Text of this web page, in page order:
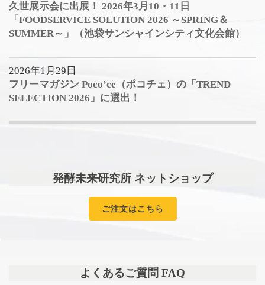
久世展示会に出展！ 2026年3月10・11日
「FOODSERVICE SOLUTION 2026 ～SPRING＆
SUMMER～」（池袋サンシャインシティ文化会館）
2026年1月29日
フリーマガジン Poco’ce（ポコチェ）の「TREND
SELECTION 2026」に選出！
発酵未来研究所 ネットショップ
ご注文はこちら
よくあるご質問 FAQ